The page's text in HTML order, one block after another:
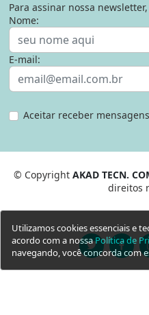
Para assinar nossa
Nome:
E-mail:
Aceitar receber
© Copyright AKAD TECN.
direitos
Utilizamos cookies essenciais e
acordo com a nossaPolítica de
navegando, você concorda com